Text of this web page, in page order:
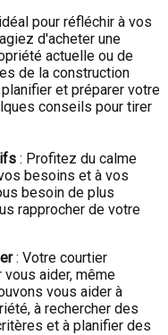
pour réfléchir à vos
d'acheter une
actuelle ou de
de la construction
et préparer votre
conseils pour tirer
: Profitez du calme
besoins et à vos
besoin de plus
rapprocher de votre
: Votre courtier
aider, même
vous aider à
à rechercher des
et à planifier des